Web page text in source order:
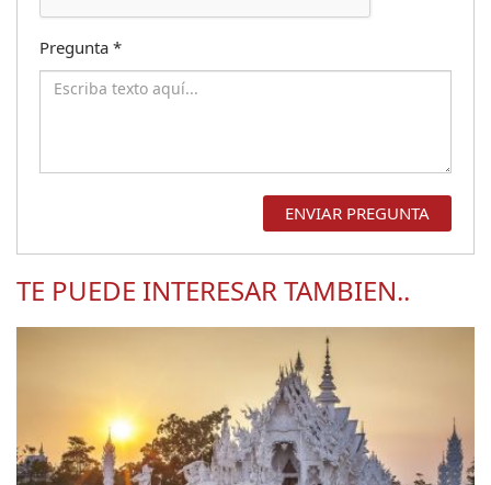
Pregunta *
TE PUEDE INTERESAR TAMBIEN..